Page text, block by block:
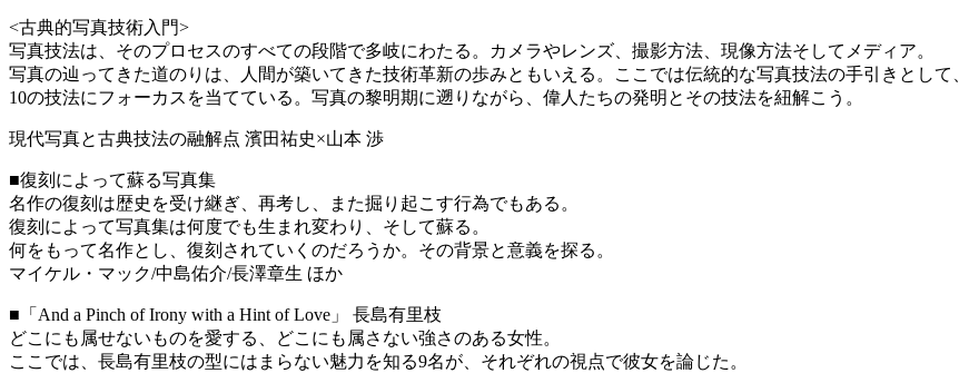
<古典的写真技術入門>
写真技法は、そのプロセスのすべての段階で多岐にわたる。カメラやレンズ、撮影方法、現像方法そしてメディア。
写真の辿ってきた道のりは、人間が築いてきた技術革新の歩みともいえる。ここでは伝統的な写真技法の手引きとして、
10の技法にフォーカスを当てている。写真の黎明期に遡りながら、偉人たちの発明とその技法を紐解こう。
現代写真と古典技法の融解点 濱田祐史×山本 渉
■復刻によって蘇る写真集
名作の復刻は歴史を受け継ぎ、再考し、また掘り起こす行為でもある。
復刻によって写真集は何度でも生まれ変わり、そして蘇る。
何をもって名作とし、復刻されていくのだろうか。その背景と意義を探る。
マイケル・マック/中島佑介/長澤章生 ほか
■「And a Pinch of Irony with a Hint of Love」 長島有里枝
どこにも属せないものを愛する、どこにも属さない強さのある女性。
ここでは、長島有里枝の型にはまらない魅力を知る9名が、それぞれの視点で彼女を論じた。